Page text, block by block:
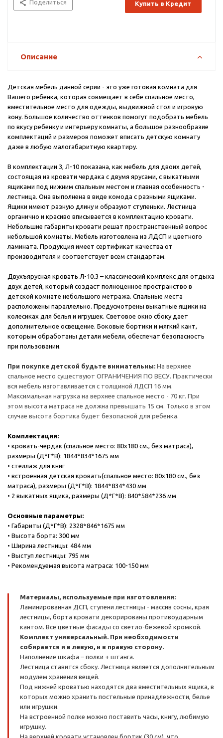
Поделиться Купить в Кредит
Описание
Детская мебель данной серии - это уже готовая комната для
Вашего ребенка, которая совмещает в себе спальное место,
вместительное место для одежды, выдвижной стол и игровую
зону. Большое количество оттенков помогут подобрать мебель
по вкусу ребенку и интерьеру комнаты, а большое разнообразие
комплектаций и размеров поможет вписать детскую комнату
даже в любую малогабаритную квартиру.
В комплектации 3, Л-10 показана, как мебель для двоих детей,
состоящая из кровати чердака с двумя ярусами, с выкатными
ящиками под нижним спальным местом и главная особенность -
лестница. Она выполнена в виде комода с разными ящиками.
Ящики имеют разную длину и образуют ступеньки. Лестница
органично и красиво вписывается в комплектацию кровати.
Небольшие габариты кровати решат пространственный вопрос
небольшой комнаты. Мебель изготовлена из ЛДСП и цветного
ламината. Продукция имеет сертификат качества от
производителя и соответствует всем стандартам.
Двухъярусная кровать Л-10.3 – классический комплекс для отдыха
двух детей, который создаст полноценное пространство в
детской комнате небольшого метража. Спальные места
расположены параллельно. Предусмотрены выкатные ящики на
колесиках для белья и игрушек. Световое окно сбоку дает
дополнительное освещение. Боковые бортики и мягкий кант,
которым обработаны детали мебели, обеспечат безопасность
при пользовании.
При покупке детской будьте внимательны: На верхнее
спальное место существуют ОГРАНИЧЕНИЯ ПО ВЕСУ. Практически
вся мебель изготавливается с толщиной ЛДСП 16 мм.
Максимальная нагрузка на верхнее спальное место - 70 кг. При
этом высота матраса не должна превышать 15 см. Только в этом
случае высота бортика будет безопасной для ребенка.
Комплектация:
• кровать-чердак (спальное место: 80х180 см., без матраса),
размеры (Д*Г*В): 1844*834*1675 мм
• стеллаж для книг
• встроенная детская кровать(спальное место: 80х180 см., без
матраса), размеры (Д*Г*В): 1844*834*430 мм
• 2 выкатных ящика, размеры (Д*Г*В): 840*584*236 мм
Основные параметры:
• Габариты (Д*Г*В): 2328*846*1675 мм
• Высота борта: 300 мм
• Ширина лестницы: 484 мм
• Выступ лестницы: 795 мм
• Рекомендуемая высота матраса: 100-150 мм
Материалы, используемые при изготовлении:
Ламинированная ДСП, ступени лестницы - массив сосны, края
лестницы, борта кровати декорированы противоударным
кантом. Все цветные фасады со светло-бежевой кромкой.
Комплект универсальный. При необходимости
собирается и в левую, и в правую сторону.
Наполнение шкафа – полки + штанга.
Лестница ставится сбоку. Лестница является дополнительным
модулем хранения вещей.
Под нижней кроватью находятся два вместительных ящика, в
которых можно хранить постельные принадлежности, белье
или игрушки.
На встроенной полке можно поставить часы, книгу, любимую
игрушку.
На верхней кровати установлен бортик (30 см), что